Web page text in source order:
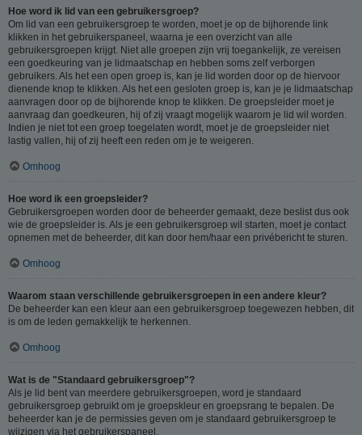
Hoe word ik lid van een gebruikersgroep?
Om lid van een gebruikersgroep te worden, moet je op de bijhorende link
klikken in het gebruikerspaneel, waarna je een overzicht van alle
gebruikersgroepen krijgt. Niet alle groepen zijn vrij toegankelijk, ze vereisen
een goedkeuring van je lidmaatschap en hebben soms zelf verborgen
gebruikers. Als het een open groep is, kan je lid worden door op de hiervoor
dienende knop te klikken. Als het een gesloten groep is, kan je je lidmaatschap
aanvragen door op de bijhorende knop te klikken. De groepsleider moet je
aanvraag dan goedkeuren, hij of zij vraagt mogelijk waarom je lid wil worden.
Indien je niet tot een groep toegelaten wordt, moet je de groepsleider niet
lastig vallen, hij of zij heeft een reden om je te weigeren.
Omhoog
Hoe word ik een groepsleider?
Gebruikersgroepen worden door de beheerder gemaakt, deze beslist dus ook
wie de groepsleider is. Als je een gebruikersgroep wil starten, moet je contact
opnemen met de beheerder, dit kan door hem/haar een privébericht te sturen.
Omhoog
Waarom staan verschillende gebruikersgroepen in een andere kleur?
De beheerder kan een kleur aan een gebruikersgroep toegewezen hebben, dit
is om de leden gemakkelijk te herkennen.
Omhoog
Wat is de "Standaard gebruikersgroep"?
Als je lid bent van meerdere gebruikersgroepen, word je standaard
gebruikersgroep gebruikt om je groepskleur en groepsrang te bepalen. De
beheerder kan je de permissies geven om je standaard gebruikersgroep te
wijzigen via het gebruikerspaneel.